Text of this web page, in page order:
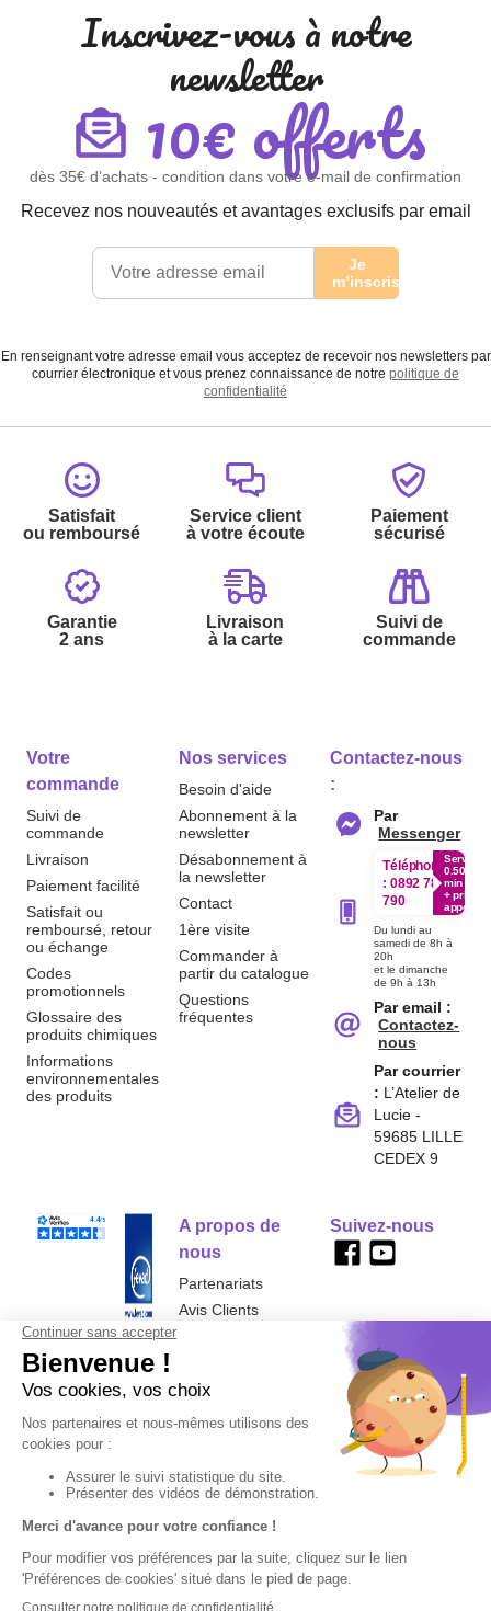
Inscrivez-vous à notre
newsletter
10€ offerts
dès 35€ d’achats - condition dans votre e-mail de confirmation
Recevez nos nouveautés et avantages exclusifs par email
Je
m’inscris
En renseignant votre adresse email vous acceptez de recevoir nos newsletters par
courrier électronique et vous prenez connaissance de notre politique de
confidentialité
Satisfait
ou remboursé
Service client
à votre écoute
Paiement
sécurisé
Garantie
2 ans
Livraison
à la carte
Suivi de
commande
Votre
commande
Suivi de
commande
Livraison
Paiement facilité
Satisfait ou
remboursé, retour
ou échange
Codes
promotionnels
Glossaire des
produits chimiques
Informations
environnementales
des produits
Nos services
Besoin d'aide
Abonnement à la
newsletter
Désabonnement à
la newsletter
Contact
1ère visite
Commander à
partir du catalogue
Questions
fréquentes
A propos de
nous
Partenariats
Avis Clients
Contactez-nous
:
Par
Messenger
Téléphone
: 0892 780
790
Service
0.50€ /
min
+ prix
appel
Du lundi au
samedi de 8h à
20h
et le dimanche
de 9h à 13h
Par email :
Contactez-
nous
Par courrier
: L’Atelier de
Lucie -
59685 LILLE
CEDEX 9
Suivez-nous
Données
personnelles et
cookies
Paramétrer
les cookies
Conditions
générales de
vente